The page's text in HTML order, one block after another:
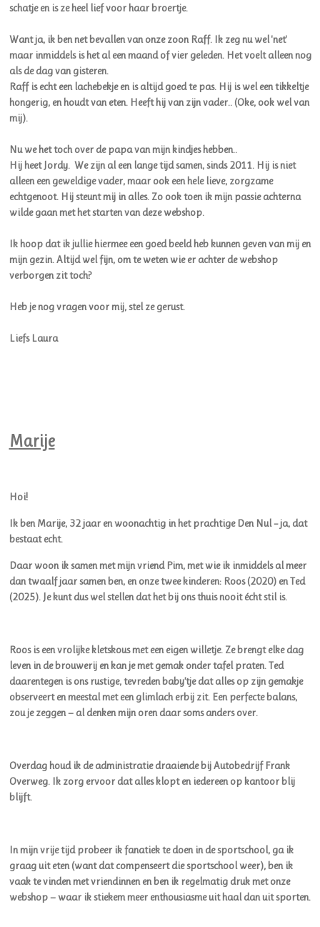
schatje en is ze heel lief voor haar broertje.
Want ja, ik ben net bevallen van onze zoon Raff. Ik zeg nu wel 'net'
maar inmiddels is het al een maand of vier geleden. Het voelt alleen nog
als de dag van gisteren.
Raff is echt een lachebekje en is altijd goed te pas. Hij is wel een tikkeltje
hongerig, en houdt van eten. Heeft hij van zijn vader.. (Oke, ook wel van
mij).
Nu we het toch over de papa van mijn kindjes hebben..
Hij heet Jordy. We zijn al een lange tijd samen, sinds 2011. Hij is niet
alleen een geweldige vader, maar ook een hele lieve, zorgzame
echtgenoot. Hij steunt mij in alles. Zo ook toen ik mijn passie achterna
wilde gaan met het starten van deze webshop.
Ik hoop dat ik jullie hiermee een goed beeld heb kunnen geven van mij en
mijn gezin. Altijd wel fijn, om te weten wie er achter de webshop
verborgen zit toch?
Heb je nog vragen voor mij, stel ze gerust.
Liefs Laura
Marije
Hoi!
Ik ben Marije, 32 jaar en woonachtig in het prachtige Den Nul – ja, dat
bestaat echt.
Daar woon ik samen met mijn vriend Pim, met wie ik inmiddels al meer
dan twaalf jaar samen ben, en onze twee kinderen: Roos (2020) en Ted
(2025). Je kunt dus wel stellen dat het bij ons thuis nooit écht stil is.
Roos is een vrolijke kletskous met een eigen willetje. Ze brengt elke dag
leven in de brouwerij en kan je met gemak onder tafel praten. Ted
daarentegen is ons rustige, tevreden baby’tje dat alles op zijn gemakje
observeert en meestal met een glimlach erbij zit. Een perfecte balans,
zou je zeggen — al denken mijn oren daar soms anders over.
Overdag houd ik de administratie draaiende bij Autobedrijf Frank
Overweg. Ik zorg ervoor dat alles klopt en iedereen op kantoor blij
blijft.
In mijn vrije tijd probeer ik fanatiek te doen in de sportschool, ga ik
graag uit eten (want dat compenseert die sportschool weer), ben ik
vaak te vinden met vriendinnen en ben ik regelmatig druk met onze
webshop — waar ik stiekem meer enthousiasme uit haal dan uit sporten.